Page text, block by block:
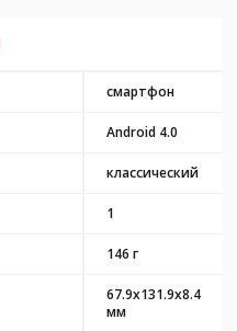
смартфон
Android 4.0
классический
1
146 г
67.9x131.9x8.4
мм